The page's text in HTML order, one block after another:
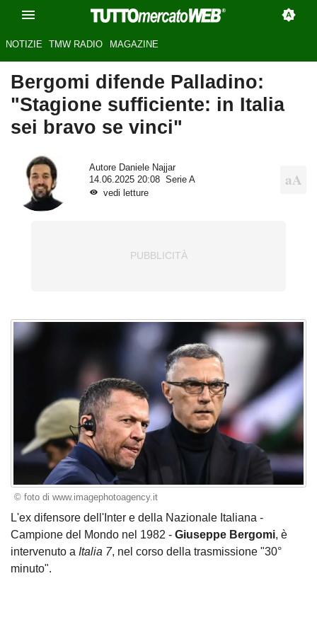
NOTIZIE TMW RADIO MAGAZINE
Bergomi difende Palladino:
"Stagione sufficiente: in Italia
sei bravo se vinci"
Autore Daniele Najjar
14.06.2025 20:08
Serie A
vedi letture
© foto di www.imagephotoagency.it
L'ex difensore dell'Inter e della Nazionale Italiana -
Campione del Mondo nel 1982 - Giuseppe Bergomi, è
intervenuto a Italia 7, nel corso della trasmissione "30°
minuto".